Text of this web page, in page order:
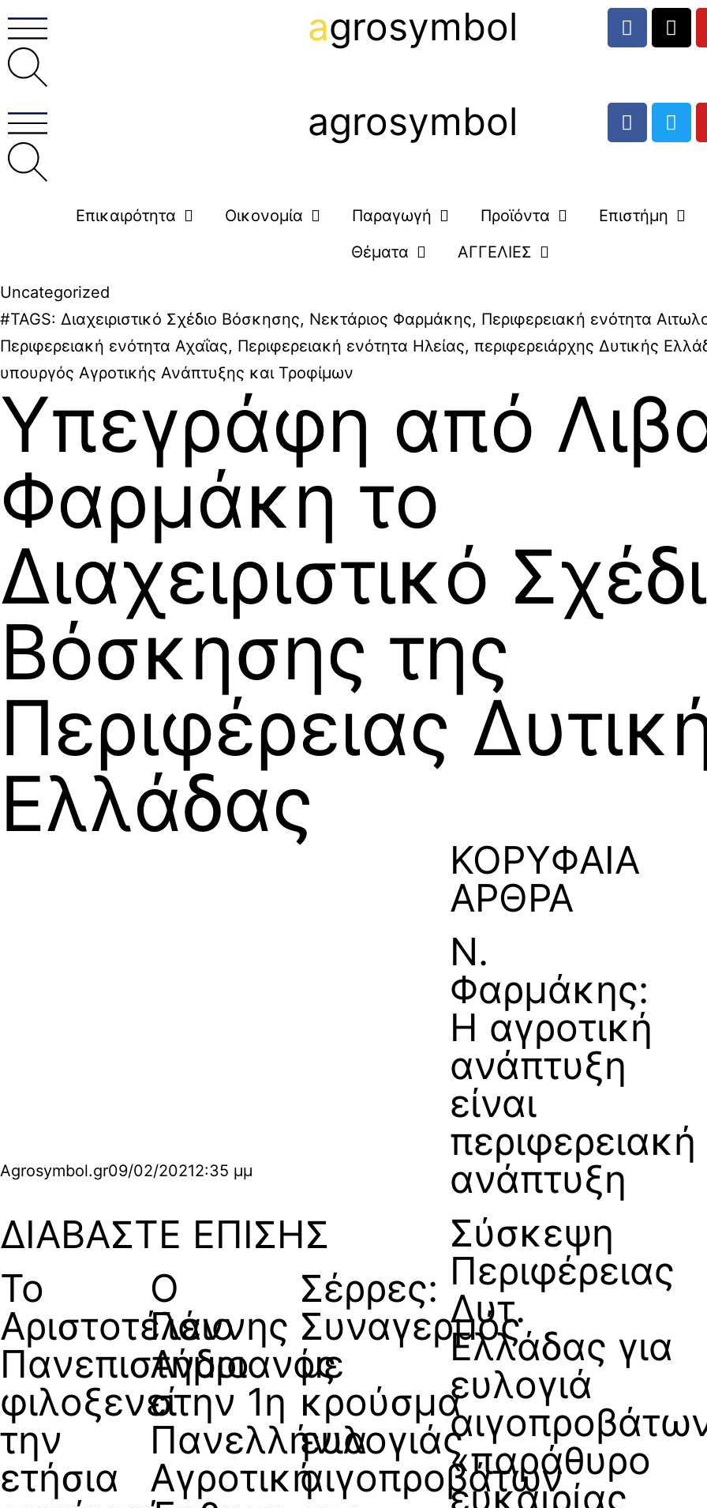
agrosymbol
agrosymbol
Επικαιρότητα Οικονομία Παραγωγή Προϊόντα
Επιστήμη
Θέματα
ΑΓΓΕΛΙΕΣ
Uncategorized
#TAGS: Διαχειριστικό Σχέδιο Βόσκησης, Νεκτάριος Φαρμάκης, Περιφερειακή ενότητα
Περιφερειακή ενότητα Αχαΐας, Περιφερειακή ενότητα Ηλείας, περιφερειάρχης Δυτικής
υπουργός Αγροτικής Ανάπτυξης και Τροφίμων
Υπεγράφη από
Φαρμάκη το
Διαχειριστικό
Βόσκησης της
Περιφέρειας
Ελλάδας
Agrosymbol.gr09/02/20212:35 μμ
ΔΙΑΒΑΣΤΕ ΕΠΙΣΗΣ
Το
Αριστοτέλειο
Πανεπιστήμιο
φιλοξενεί
την
ετήσια
Ο
Γιάννης
Ανδριανός
στην 1η
Πανελλήνια
Αγροτική
Σέρρες:
Συναγερμός
με
κρούσμα
ευλογιάς
αιγοπροβάτων
ΚΟΡΥΦΑΙΑ
ΑΡΘΡΑ
Ν.
Φαρμάκης:
Η αγροτική
ανάπτυξη
είναι
περιφερειακή
ανάπτυξη
Σύσκεψη
Περιφέρειας
Δυτ.
Ελλάδας για
ευλογιά
«παράθυρο
ευκαιρίας